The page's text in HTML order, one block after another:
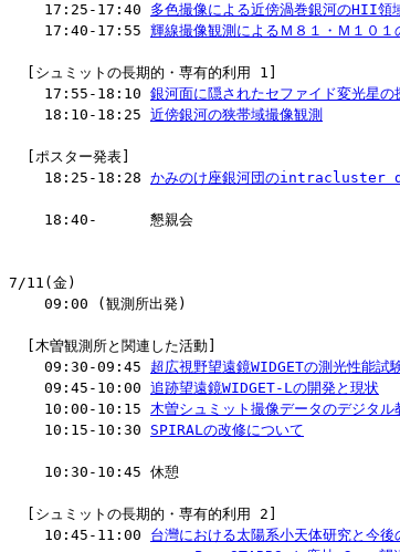
    17:25-17:40
多色撮像による近傍渦巻銀河のHII領
    17:40-17:55
輝線撮像観測によるＭ８１・Ｍ１０
  [シュミットの長期的・専有的利用 1]
    17:55-18:10
銀河面に隠されたセファイド変光星の
    18:10-18:25
近傍銀河の狭帯域撮像観測
  [ポスター発表]
    18:25-18:28
かみのけ座銀河団の
    18:40-      懇親会
7/11(金)
    09:00 (観測所出発)
  [木曽観測所と関連した活動]
    09:30-09:45
超広視野望遠鏡WIDGETの測光性能試
    09:45-10:00
追跡望遠鏡WIDGET-Lの開発と現状
    10:00-10:15
木曽シュミット撮像データのデジタル
    10:15-10:30
SPIRALの改修について
    10:30-10:45 休憩
  [シュミットの長期的・専有的利用 2]
    10:45-11:00
台灣における太陽系小天体研究と今後